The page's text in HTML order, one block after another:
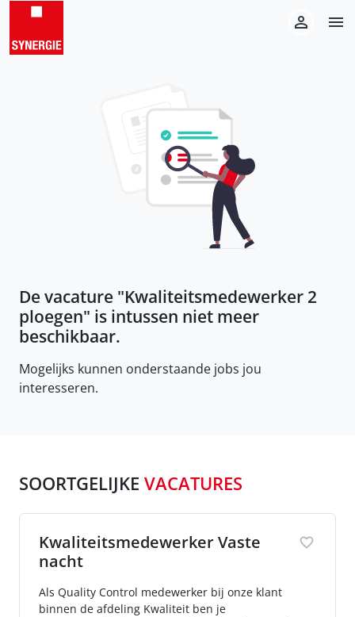
De vacature "Kwaliteitsmedewerker 2
ploegen" is intussen niet meer
beschikbaar.
Mogelijks kunnen onderstaande jobs jou
interesseren.
SOORTGELIJKE VACATURES
Kwaliteitsmedewerker Vaste
nacht
Als Quality Control medewerker bij onze klant
binnen de afdeling Kwaliteit ben je